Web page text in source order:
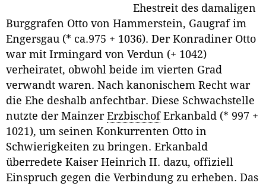
Ehestreit des damaligen
Burggrafen Otto von Hammerstein, Gaugraf im
Engersgau (* ca.975 + 1036). Der Konradiner Otto
war mit Irmingard von Verdun (+ 1042)
verheiratet, obwohl beide im vierten Grad
verwandt waren. Nach kanonischem Recht war
die Ehe deshalb anfechtbar. Diese Schwachstelle
nutzte der Mainzer ErzbischofErkanbald (* 997 +
1021), um seinen Konkurrenten Otto in
Schwierigkeiten zu bringen. Erkanbald
überredete Kaiser Heinrich II. dazu, offiziell
Einspruch gegen die Verbindung zu erheben. Das